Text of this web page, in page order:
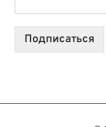
Подписаться